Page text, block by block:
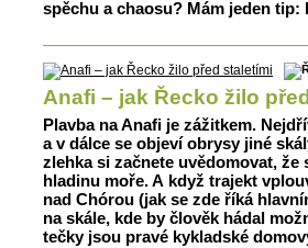
spěchu a chaosu? Mám jeden tip:
Anafi – jak Řecko žilo
Plavba na Anafi je zážitkem.
a v dálce se objeví obrysy jiné
zlehka si začnete uvědomovat, že
hladinu moře. A když trajekt
nad Chórou (jak se zde říká
na skále, kde by člověk hádal
tečky jsou pravé kykladské